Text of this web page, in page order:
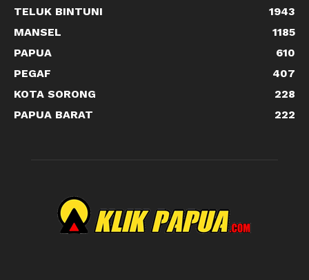
TELUK BINTUNI
1943
MANSEL
1185
PAPUA
610
PEGAF
407
KOTA SORONG
228
PAPUA BARAT
222